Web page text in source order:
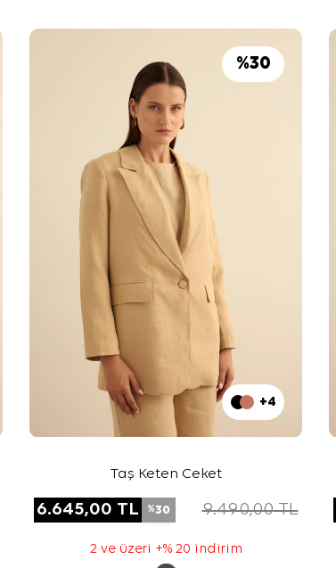
%30
+4
Taş Keten Ceket
6.645,00 TL %30 9.490,00TL
2 ve üzeri +% 20 indirim